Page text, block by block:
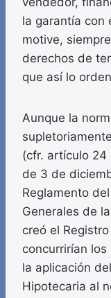
la garantía con
motive,
derechos de
que así lo
Aunque la
(cfr. artículo 24
de 3 de
Reglamento
Generales de
creó el
concurrirían
la aplicación
Hipotecaria al